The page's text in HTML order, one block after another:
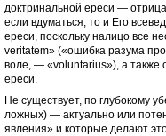
доктринальной ереси —
если вдуматься, то и Его
ереси, поскольку налицо все
veritatem» («ошибка разума
воле, — «voluntarius»), а также
ереси.
Не существует, по глубокому
ложных) — актуально или
явления» и которые делают